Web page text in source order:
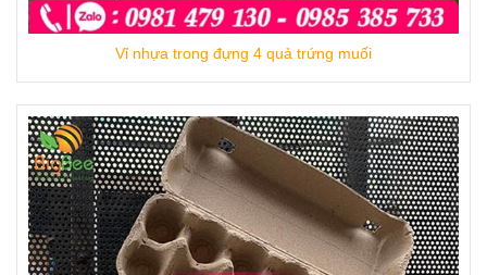
Vỉ nhựa trong đựng 4 quả trứng muối